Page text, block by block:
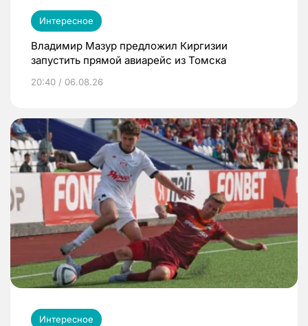
Интересное
Владимир Мазур предложил Киргизии
запустить прямой авиарейс из Томска
20:40 / 06.08.26
Интересное